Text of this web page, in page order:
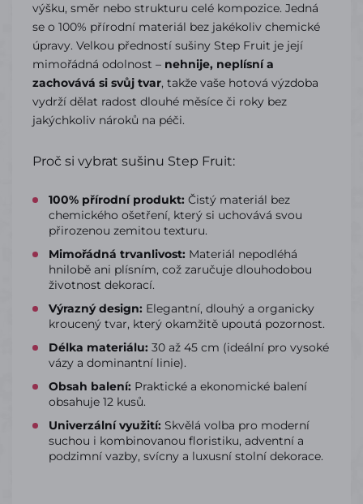
výšku, směr nebo strukturu celé kompozice. Jedná
se o 100% přírodní materiál bez jakékoliv chemické
úpravy. Velkou předností sušiny Step Fruit je její
mimořádná odolnost – nehnije, neplísní a
zachovává si svůj tvar, takže vaše hotová výzdoba
vydrží dělat radost dlouhé měsíce či roky bez
jakýchkoliv nároků na péči.
Proč si vybrat sušinu Step Fruit:
100% přírodní produkt: Čistý materiál bez
chemického ošetření, který si uchovává svou
přirozenou zemitou texturu.
Mimořádná trvanlivost: Materiál nepodléhá
hnilobě ani plísním, což zaručuje dlouhodobou
životnost dekorací.
Výrazný design: Elegantní, dlouhý a organicky
kroucený tvar, který okamžitě upoutá pozornost.
Délka materiálu: 30 až 45 cm (ideální pro vysoké
vázy a dominantní linie).
Obsah balení: Praktické a ekonomické balení
obsahuje 12 kusů.
Univerzální využití: Skvělá volba pro moderní
suchou i kombinovanou floristiku, adventní a
podzimní vazby, svícny a luxusní stolní dekorace.